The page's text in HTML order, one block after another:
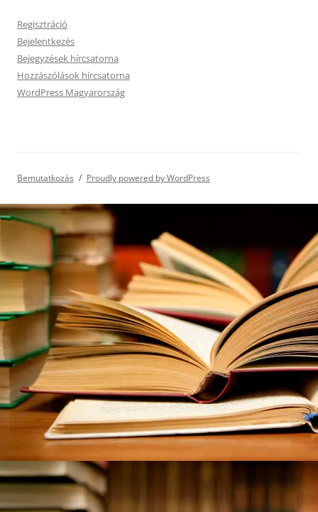
Regisztráció
Bejelentkezés
Bejegyzések hírcsatorna
Hozzászólások hírcsatorna
WordPress Magyarország
Bemutatkozás Proudly powered by WordPress